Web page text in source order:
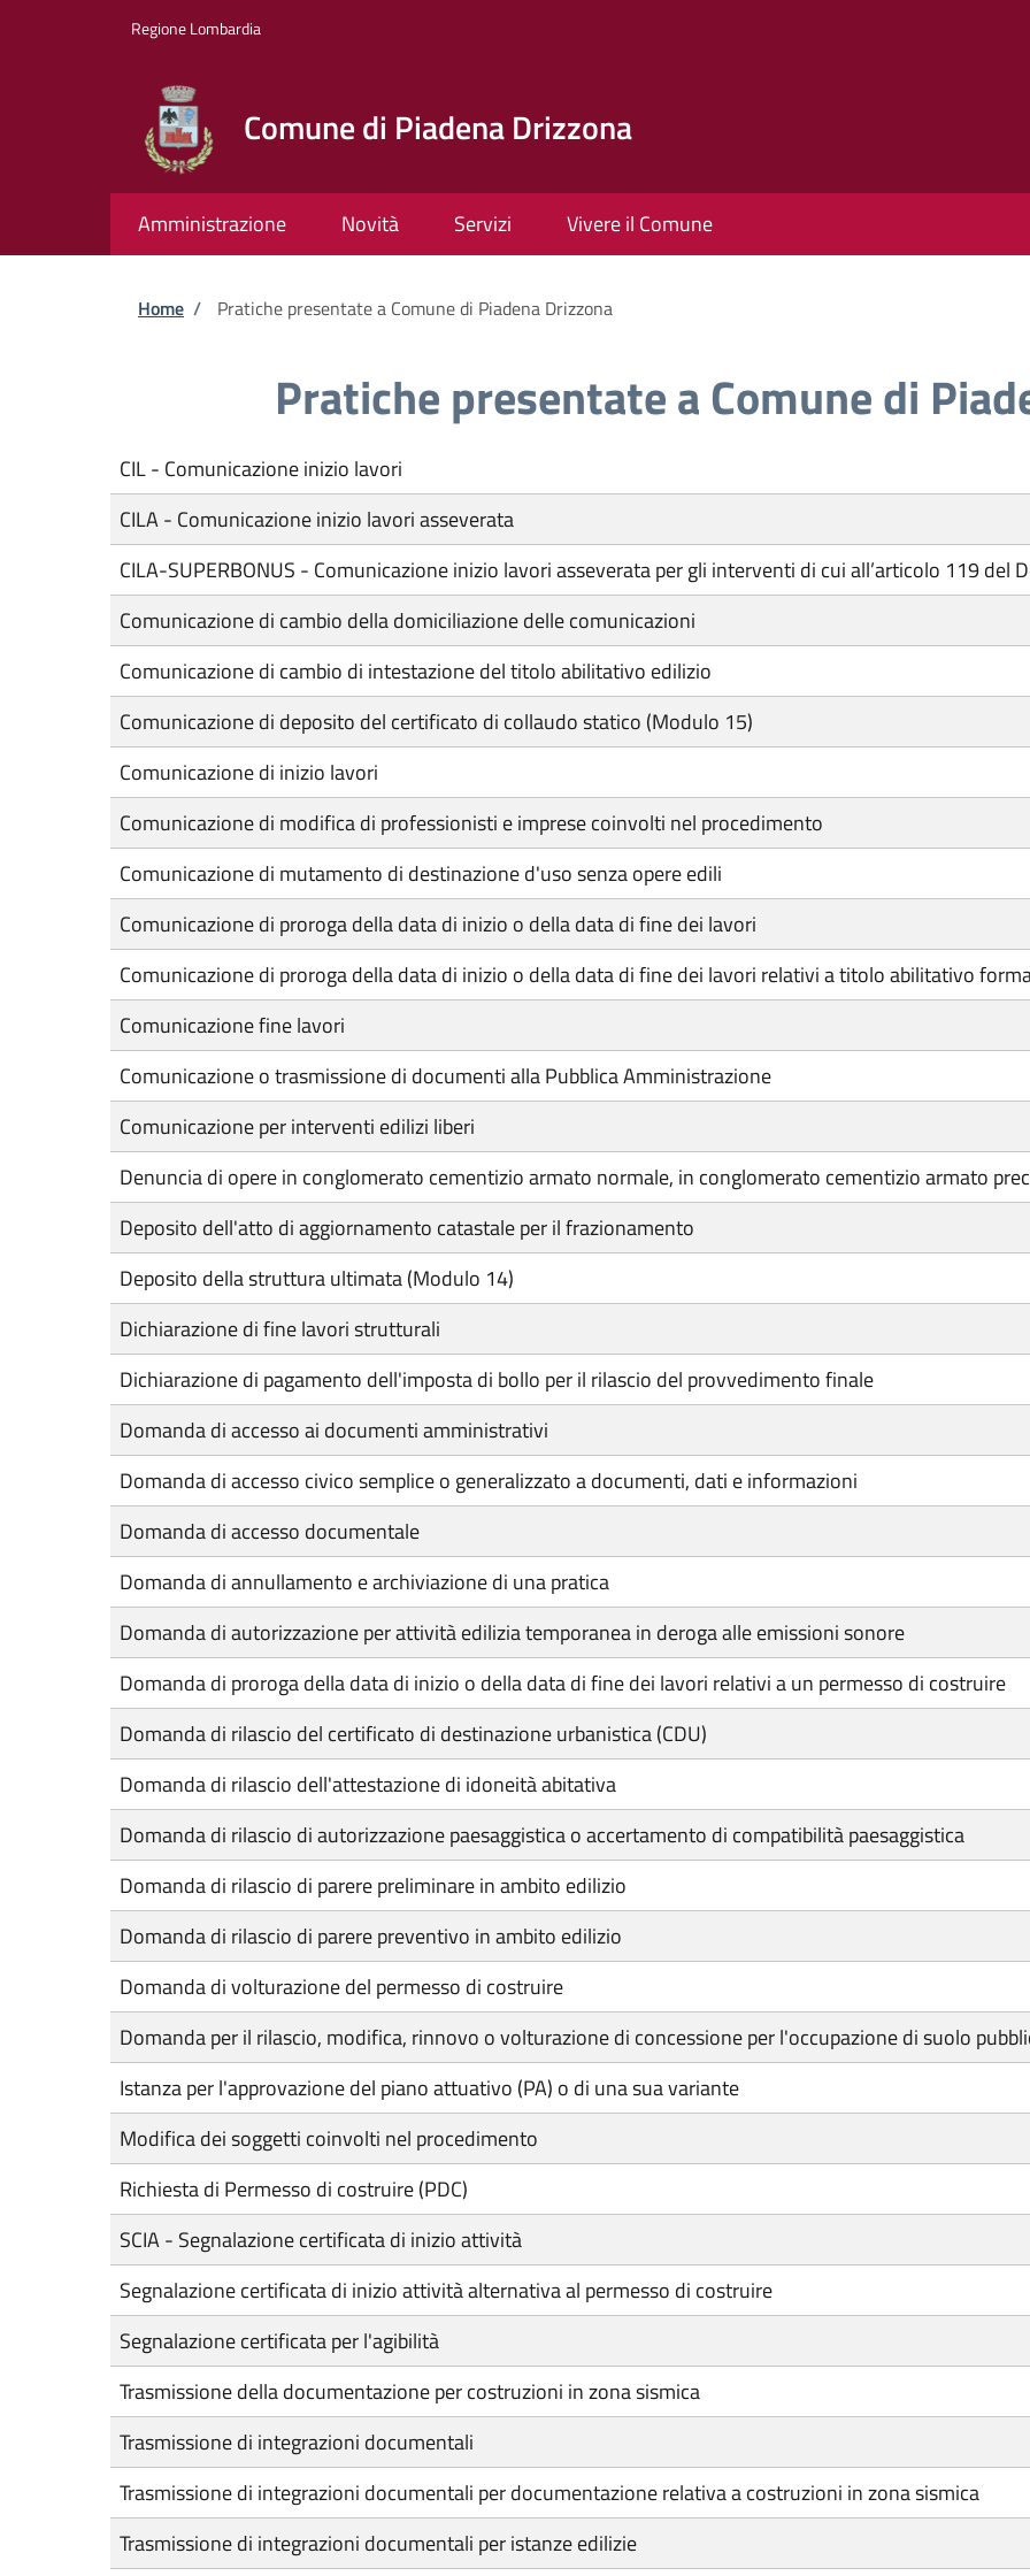
Regione Lombardia
Comune di Piadena Drizzona
Amministrazione Novità Servizi Vivere il Comune
Briciole di pane
Home / Pratiche presentate a Comune di Piadena Drizzona
Pratiche presentate a Comune di
CIL - Comunicazione inizio lavori
CILA - Comunicazione inizio lavori asseverata
CILA-SUPERBONUS - Comunicazione inizio lavori asseverata per gli interventi di cui all’articolo 119 del
Comunicazione di cambio della domiciliazione delle comunicazioni
Comunicazione di cambio di intestazione del titolo abilitativo edilizio
Comunicazione di deposito del certificato di collaudo statico (Modulo 15)
Comunicazione di inizio lavori
Comunicazione di modifica di professionisti e imprese coinvolti nel procedimento
Comunicazione di mutamento di destinazione d'uso senza opere edili
Comunicazione di proroga della data di inizio o della data di fine dei lavori
Comunicazione di proroga della data di inizio o della data di fine dei lavori relativi a titolo abilitativo
Comunicazione fine lavori
Comunicazione o trasmissione di documenti alla Pubblica Amministrazione
Comunicazione per interventi edilizi liberi
Denuncia di opere in conglomerato cementizio armato normale, in conglomerato cementizio armato
Deposito dell'atto di aggiornamento catastale per il frazionamento
Deposito della struttura ultimata (Modulo 14)
Dichiarazione di fine lavori strutturali
Dichiarazione di pagamento dell'imposta di bollo per il rilascio del provvedimento finale
Domanda di accesso ai documenti amministrativi
Domanda di accesso civico semplice o generalizzato a documenti, dati e informazioni
Domanda di accesso documentale
Domanda di annullamento e archiviazione di una pratica
Domanda di autorizzazione per attività edilizia temporanea in deroga alle emissioni sonore
Domanda di proroga della data di inizio o della data di fine dei lavori relativi a un permesso di costruire
Domanda di rilascio del certificato di destinazione urbanistica (CDU)
Domanda di rilascio dell'attestazione di idoneità abitativa
Domanda di rilascio di autorizzazione paesaggistica o accertamento di compatibilità paesaggistica
Domanda di rilascio di parere preliminare in ambito edilizio
Domanda di rilascio di parere preventivo in ambito edilizio
Domanda di volturazione del permesso di costruire
Domanda per il rilascio, modifica, rinnovo o volturazione di concessione per l'occupazione di suolo
Istanza per l'approvazione del piano attuativo (PA) o di una sua variante
Modifica dei soggetti coinvolti nel procedimento
Richiesta di Permesso di costruire (PDC)
SCIA - Segnalazione certificata di inizio attività
Segnalazione certificata di inizio attività alternativa al permesso di costruire
Segnalazione certificata per l'agibilità
Trasmissione della documentazione per costruzioni in zona sismica
Trasmissione di integrazioni documentali
Trasmissione di integrazioni documentali per documentazione relativa a costruzioni in zona sismica
Trasmissione di integrazioni documentali per istanze edilizie